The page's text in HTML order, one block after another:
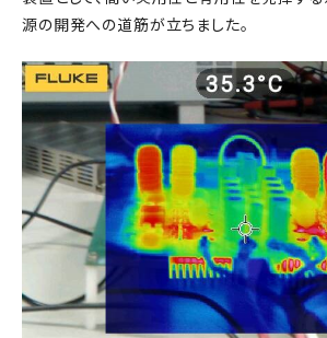
源の開発への道筋が立ちました。